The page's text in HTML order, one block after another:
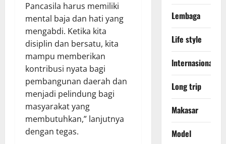
Pancasila harus memiliki
mental baja dan hati yang
mengabdi. Ketika kita
disiplin dan bersatu, kita
mampu memberikan
kontribusi nyata bagi
pembangunan daerah dan
menjadi pelindung bagi
masyarakat yang
membutuhkan,” lanjutnya
dengan tegas.
Lembaga
Life style
lnternasional
Long trip
Makasar
Model